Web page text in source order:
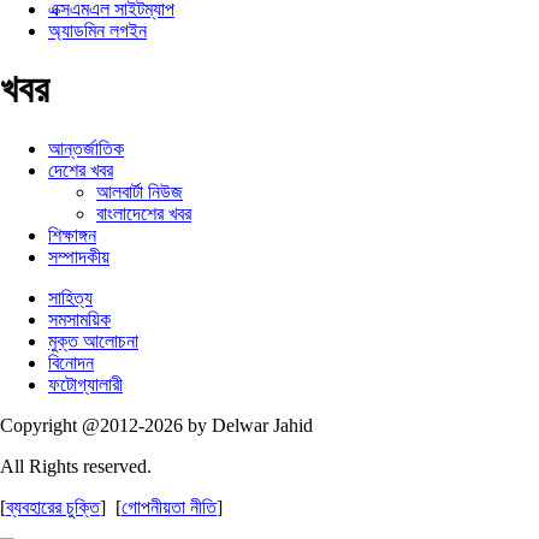
এক্সএমএল সাইটম্যাপ
অ্যাডমিন লগইন
খবর
আন্তর্জাতিক
দেশের খবর
আলবার্টা নিউজ
বাংলাদেশের খবর
শিক্ষাঙ্গন
সম্পাদকীয়
সাহিত্য
সমসাময়িক
মুক্ত আলোচনা
বিনোদন
ফটোগ্যালারী
Copyright @2012-2026 by Delwar Jahid
All Rights reserved.
[ব্যবহারের চুক্তি] [গোপনীয়তা নীতি]